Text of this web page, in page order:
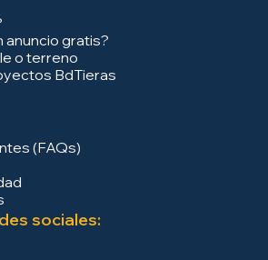
anuncio gratis?
o terreno
BdTieras
(FAQs)
sociales: